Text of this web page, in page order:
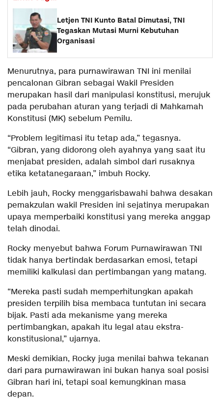
Letjen TNI Kunto Batal Dimutasi, TNI
Tegaskan Mutasi Murni Kebutuhan
Organisasi
Menurutnya, para purnawirawan TNI ini menilai
pencalonan Gibran sebagai Wakil Presiden
merupakan hasil dari manipulasi konstitusi, merujuk
pada perubahan aturan yang terjadi di Mahkamah
Konstitusi (MK) sebelum Pemilu.
“Problem legitimasi itu tetap ada,” tegasnya.
“Gibran, yang didorong oleh ayahnya yang saat itu
menjabat presiden, adalah simbol dari rusaknya
etika ketatanegaraan,” imbuh Rocky.
Lebih jauh, Rocky menggarisbawahi bahwa desakan
pemakzulan wakil Presiden ini sejatinya merupakan
upaya memperbaiki konstitusi yang mereka anggap
telah dinodai.
Rocky menyebut bahwa Forum Purnawirawan TNI
tidak hanya bertindak berdasarkan emosi, tetapi
memiliki kalkulasi dan pertimbangan yang matang.
“Mereka pasti sudah memperhitungkan apakah
presiden terpilih bisa membaca tuntutan ini secara
bijak. Pasti ada mekanisme yang mereka
pertimbangkan, apakah itu legal atau ekstra-
konstitusional,” ujarnya.
Meski demikian, Rocky juga menilai bahwa tekanan
dari para purnawirawan ini bukan hanya soal posisi
Gibran hari ini, tetapi soal kemungkinan masa
depan.